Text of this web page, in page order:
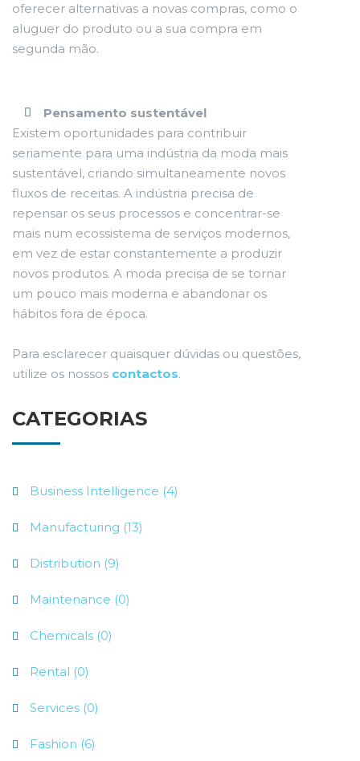
oferecer alternativas a novas compras, como o
aluguer do produto ou a sua compra em
segunda mão.
Pensamento sustentável
Existem oportunidades para contribuir
seriamente para uma indústria da moda mais
sustentável, criando simultaneamente novos
fluxos de receitas. A indústria precisa de
repensar os seus processos e concentrar-se
mais num ecossistema de serviços modernos,
em vez de estar constantemente a produzir
novos produtos. A moda precisa de se tornar
um pouco mais moderna e abandonar os
hábitos fora de época.
Para esclarecer quaisquer dúvidas ou questões,
utilize os nossos contactos.
CATEGORIAS
Business Intelligence (4)
Manufacturing (13)
Distribution (9)
Maintenance (0)
Chemicals (0)
Rental (0)
Services (0)
Fashion (6)